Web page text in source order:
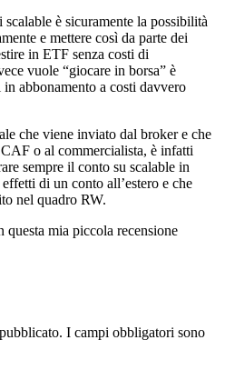
è sicuramente la possibilità
e mettere così da parte dei
in ETF senza costi di
vuole “giocare in borsa” è
abbonamento a costi davvero
che viene inviato dal broker e che
CAF o al commercialista, è infatti
sempre il conto su scalable in
di un conto all’estero e che
nel quadro RW.
questa mia piccola recensione
I campi obbligatori sono